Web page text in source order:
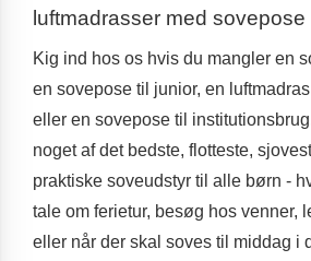
luftmadrasser med sovepose
Kig ind hos os hvis du mangler en
en sovepose til junior, en
eller en sovepose til
noget af det bedste, flotteste,
praktiske soveudstyr til alle børn -
tale om ferietur, besøg hos venner,
eller når der skal soves til middag i